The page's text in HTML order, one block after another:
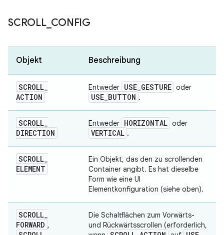
SCROLL_ CONFIG
Objekt Beschreibung
SCROLL_
ACTION
Entweder USE_GESTURE oder
USE_BUTTON .
SCROLL_
DIRECTION
Entweder HORIZONTAL oder
VERTICAL .
SCROLL_
ELEMENT
Ein Objekt, das den zu scrollenden
Container angibt. Es hat dieselbe
Form wie eine UI
Elementkonfiguration (siehe oben).
SCROLL_
FORWARD ,
Die Schaltflächen zum Vorwärts-
und Rückwärtsscrollen (erforderlich,